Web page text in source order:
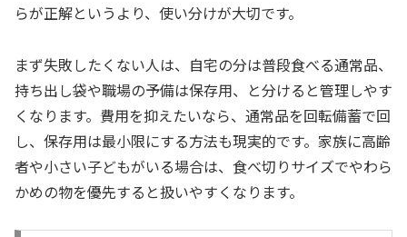
らが正解というより、使い分けが大切です。
まず失敗したくない人は、自宅の分は普段食べる通常品、
持ち出し袋や職場の予備は保存用、と分けると管理しやす
くなります。費用を抑えたいなら、通常品を回転備蓄で回
し、保存用は最小限にする方法も現実的です。家族に高齢
者や小さい子どもがいる場合は、食べ切りサイズでやわら
かめの物を優先すると扱いやすくなります。